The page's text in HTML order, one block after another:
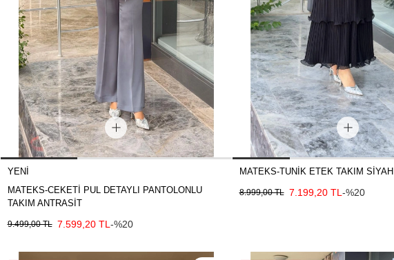
YENI
MATEKS-CEKETİ PUL DETAYLI PANTOLONLU
TAKIM ANTRASİT
9.499,00 TL 7.599,20 TL -%20
MATEKS-TUNİK ETEK TAKIM SİYAH
8.999,00 TL 7.199,20 TL -%20